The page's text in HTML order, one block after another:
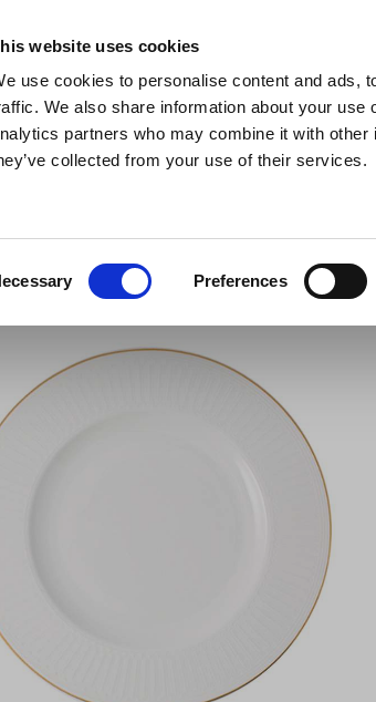
website uses cookies
use cookies to personalise content and ads,
We also share information about your
partners who may combine it with other
collected from your use of their services.
Preferences
til professionelle og entusiaster
Køkkenredskaber Gryder & Pander Grill